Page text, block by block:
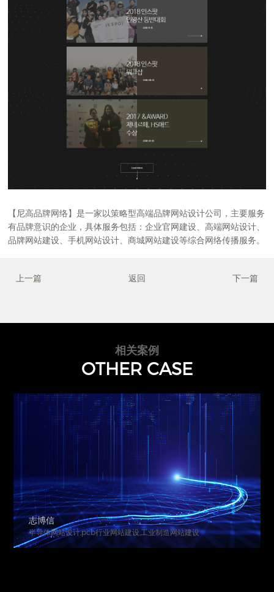
【尼高品牌网络】是一家以策略型高端品牌网站设计公司 ，主要服务
有品牌意识的企业，具体服务包括：企业官网建设、高端网站设计、
品牌网站建设、手机网站设计、商城网站建设等综合网络传播服务。
上一篇 下一篇
返回
相关案例
OTHER CASE
志博信
半导体网站设计,pcb行业网站建设,工业制造网站建设